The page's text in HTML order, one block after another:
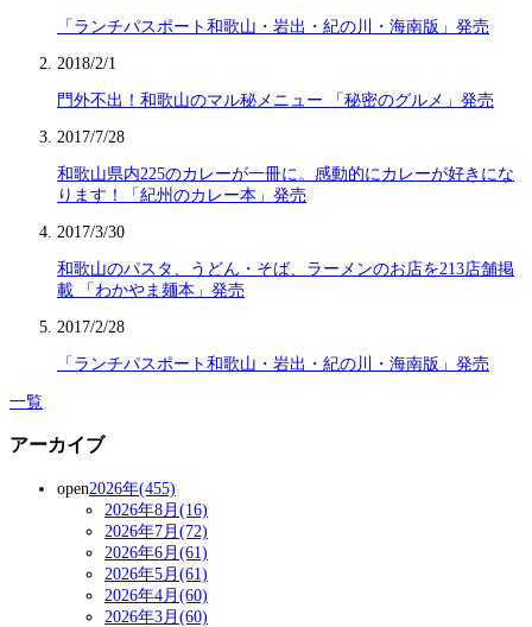
「ランチパスポート和歌山・岩出・紀の川・海南版」発売
2018/2/1
門外不出！和歌山のマル秘メニュー 「秘密のグルメ」発売
2017/7/28
和歌山県内225のカレーが一冊に。感動的にカレーが好きにな
ります！「紀州のカレー本」発売
2017/3/30
和歌山のパスタ、うどん・そば、ラーメンのお店を213店舗掲
載 「わかやま麺本」発売
2017/2/28
「ランチパスポート和歌山・岩出・紀の川・海南版」発売
一覧
アーカイブ
open2026年(455)
2026年8月(16)
2026年7月(72)
2026年6月(61)
2026年5月(61)
2026年4月(60)
2026年3月(60)